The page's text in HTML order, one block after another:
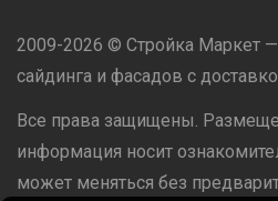
2009-2026 © Стройка Маркет
сайдинга и фасадов с
Все права защищены.
информация носит
может меняться без